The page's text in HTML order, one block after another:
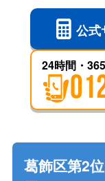
公式
24時間・
葛飾区第2